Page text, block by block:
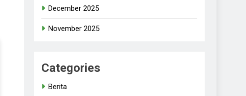
December 2025
November 2025
Categories
Berita